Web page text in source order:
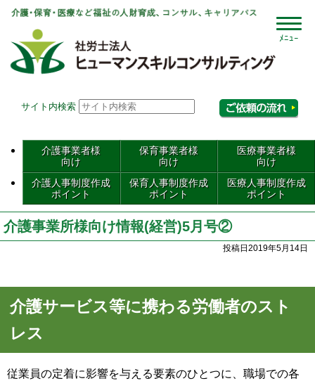
サイト内検索
介護事業者様
向け
保育事業者様
向け
医療事業者様
向け
介護人事制度作成
ポイント
保育人事制度作成
ポイント
医療人事制度作成
ポイント
介護事業所様向け情報(経営)5月号②
投稿日2019年5月14日
介護サービス等に携わる労働者のスト
レス
従業員の定着に影響を与える要素のひとつに、職場での各